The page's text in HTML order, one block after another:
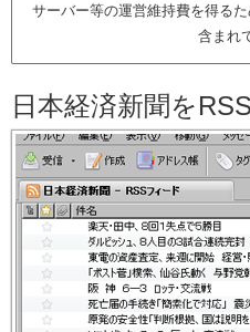
サーバー等の運営維持費を得る
含まれ
日本経済新聞を